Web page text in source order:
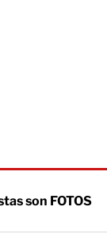
son FOTOS